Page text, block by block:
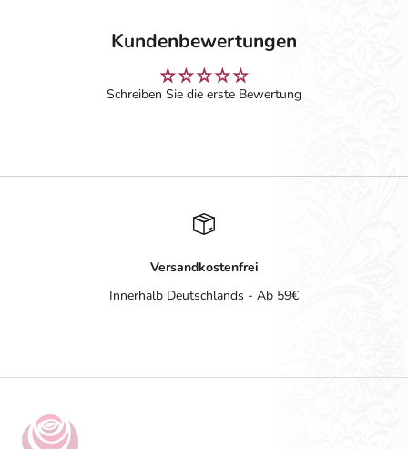
Kundenbewertungen
Schreiben Sie die erste Bewertung
Versandkostenfrei
Innerhalb Deutschlands - Ab 59€